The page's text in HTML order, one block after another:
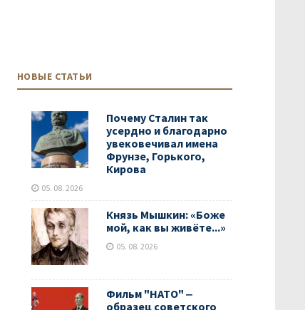
НОВЫЕ СТАТЬИ
Почему Сталин так
усердно и благодарно
увековечивал имена
Фрунзе, Горького,
Кирова
05. 08. 2026
Князь Мышкин: «Боже
мой, как вы живёте...»
05. 08. 2026
Фильм "НАТО" ‒
образец советского